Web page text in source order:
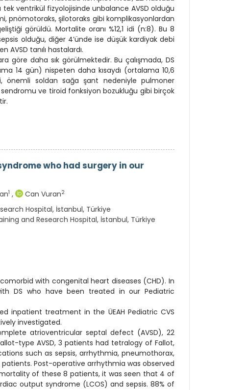
ventrikül fizyolojisinde unbalance AVSD olduğu
pnömotoraks, şilotoraks gibi komplikasyonlardan
görüldü. Mortalite oranı %12,1 idi (n:8). Bu 8
olduğu, diğer 4’ünde ise düşük kardiyak debi
tanılı hastalardı.
daha sık görülmektedir. Bu çalışmada, DS
14 gün) nispeten daha kısaydı (ortalama 10,6
önemli soldan sağa şant nedeniyle pulmoner
ve tiroid fonksiyon bozukluğu gibi birçok
who had surgery in our
1 , Can Vuran2
Hospital, İstanbul, Türkiye
and Research Hospital, İstanbul, Türkiye
with congenital heart diseases (CHD). In
DS who have been treated in our Pediatric
inpatient treatment in the ÜEAH Pediatric CVS
investigated.
atrioventricular septal defect (AVSD), 22
type AVSD, 3 patients had tetralogy of Fallot,
such as sepsis, arrhythmia, pneumothorax,
Post-operative arrhythmia was observed
of these 8 patients, it was seen that 4 of
output syndrome (LCOS) and sepsis. 88% of